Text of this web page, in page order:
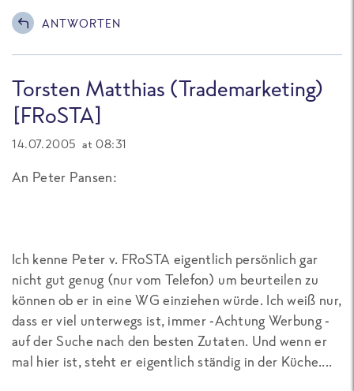
ANTWORTEN
Torsten Matthias (Trademarketing)
[FRoSTA]
14.07.2005 at 08:31
An Peter Pansen:
Ich kenne Peter v. FRoSTA eigentlich persönlich gar
nicht gut genug (nur vom Telefon) um beurteilen zu
können ob er in eine WG einziehen würde. Ich weiß nur,
dass er viel unterwegs ist, immer -Achtung Werbung -
auf der Suche nach den besten Zutaten. Und wenn er
mal hier ist, steht er eigentlich ständig in der Küche....